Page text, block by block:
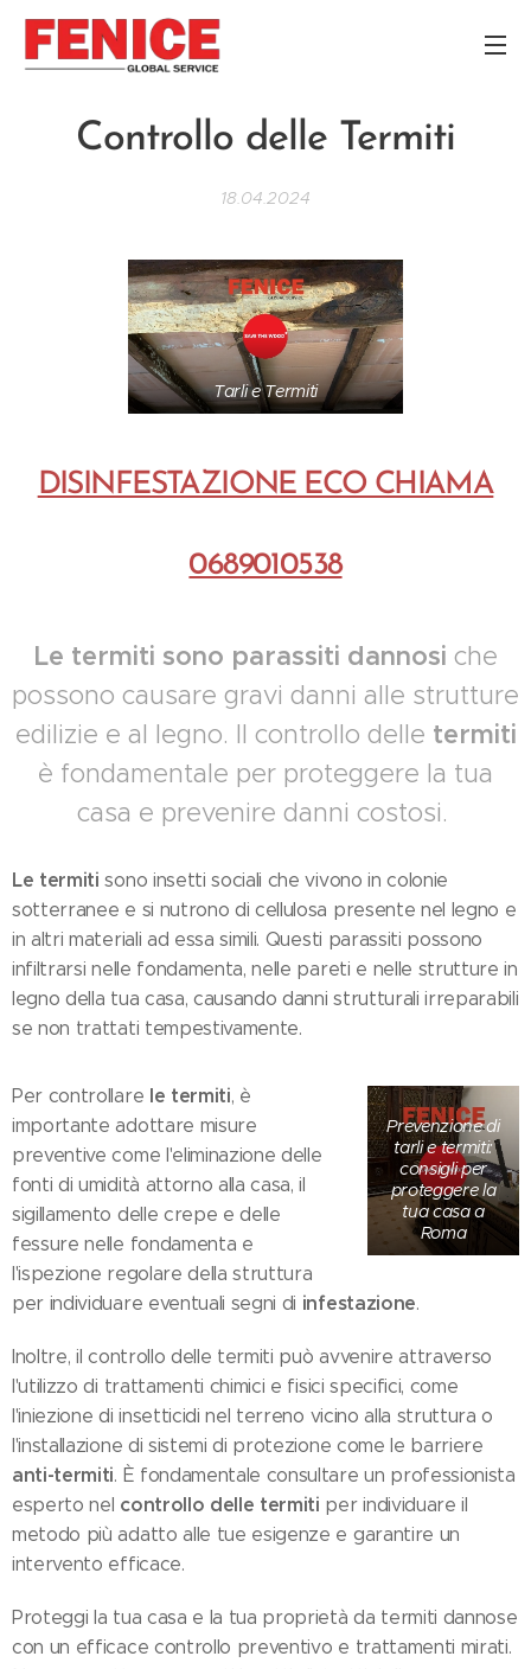
Controllo delle Termiti
18.04.2024
Tarli e Termiti
DISINFESTAZIONE ECO CHIAMA
0689010538
Le termiti sono parassiti dannosi che
possono causare gravi danni alle strutture
edilizie e al legno. Il controllo delle termiti
è fondamentale per proteggere la tua
casa e prevenire danni costosi.
Le termitisono insetti sociali che vivono in colonie
sotterranee e si nutrono di cellulosa presente nel legno e
in altri materiali ad essa simili. Questi parassiti possono
infiltrarsi nelle fondamenta, nelle pareti e nelle strutture in
legno della tua casa, causando danni strutturali irreparabili
se non trattati tempestivamente.
Prevenzione di
tarli e termiti:
consigli per
proteggere la
tua casa a
Roma
Per controllare le termiti, è
importante adottare misure
preventive come l'eliminazione delle
fonti di umidità attorno alla casa, il
sigillamento delle crepe e delle
fessure nelle fondamenta e
l'ispezione regolare della struttura
per individuare eventuali segni di infestazione.
Inoltre, il controllo delle termiti può avvenire attraverso
l'utilizzo di trattamenti chimici e fisici specifici, come
l'iniezione di insetticidi nel terreno vicino alla struttura o
l'installazione di sistemi di protezione come le barriere
anti-termiti. È fondamentale consultare un professionista
esperto nel controllo delle termiti per individuare il
metodo più adatto alle tue esigenze e garantire un
intervento efficace.
Proteggi la tua casa e la tua proprietà da termiti dannose
con un efficace controllo preventivo e trattamenti mirati.